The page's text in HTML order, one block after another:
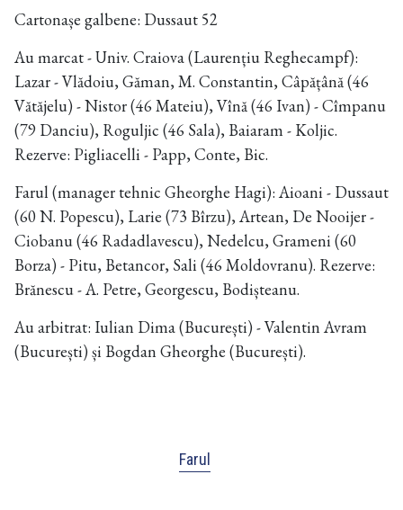
Cartonașe galbene: Dussaut 52
Au marcat - Univ. Craiova (Laurențiu Reghecampf):
Lazar - Vlădoiu, Găman, M. Constantin, Câpățână (46
Vătăjelu) - Nistor (46 Mateiu), Vînă (46 Ivan) - Cîmpanu
(79 Danciu), Roguljic (46 Sala), Baiaram - Koljic.
Rezerve: Pigliacelli - Papp, Conte, Bic.
Farul (manager tehnic Gheorghe Hagi): Aioani - Dussaut
(60 N. Popescu), Larie (73 Bîrzu), Artean, De Nooijer -
Ciobanu (46 Radadlavescu), Nedelcu, Grameni (60
Borza) - Pitu, Betancor, Sali (46 Moldovranu). Rezerve:
Brănescu - A. Petre, Georgescu, Bodișteanu.
Au arbitrat: Iulian Dima (București) - Valentin Avram
(București) și Bogdan Gheorghe (București).
Farul